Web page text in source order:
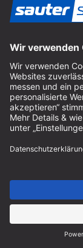
Vertrag
Impressum
AGB
Datenschutz
Cookie-
inkl. MwSt. / exkl.
* kostenloser
Deutschlands für
In Abh. des